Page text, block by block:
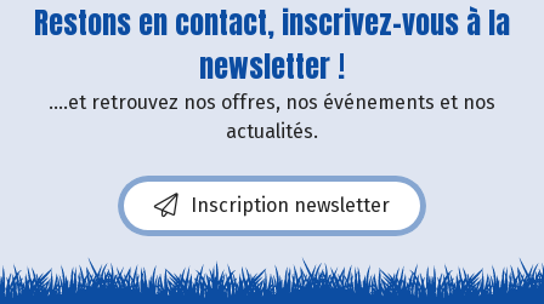
Restons en contact, inscrivez-vous à la
newsletter !
....et retrouvez nos offres, nos événements et nos
actualités.
Inscription newsletter